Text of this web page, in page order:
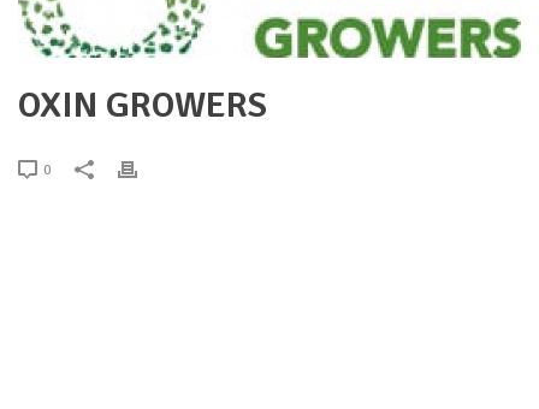
OXIN GROWERS
0